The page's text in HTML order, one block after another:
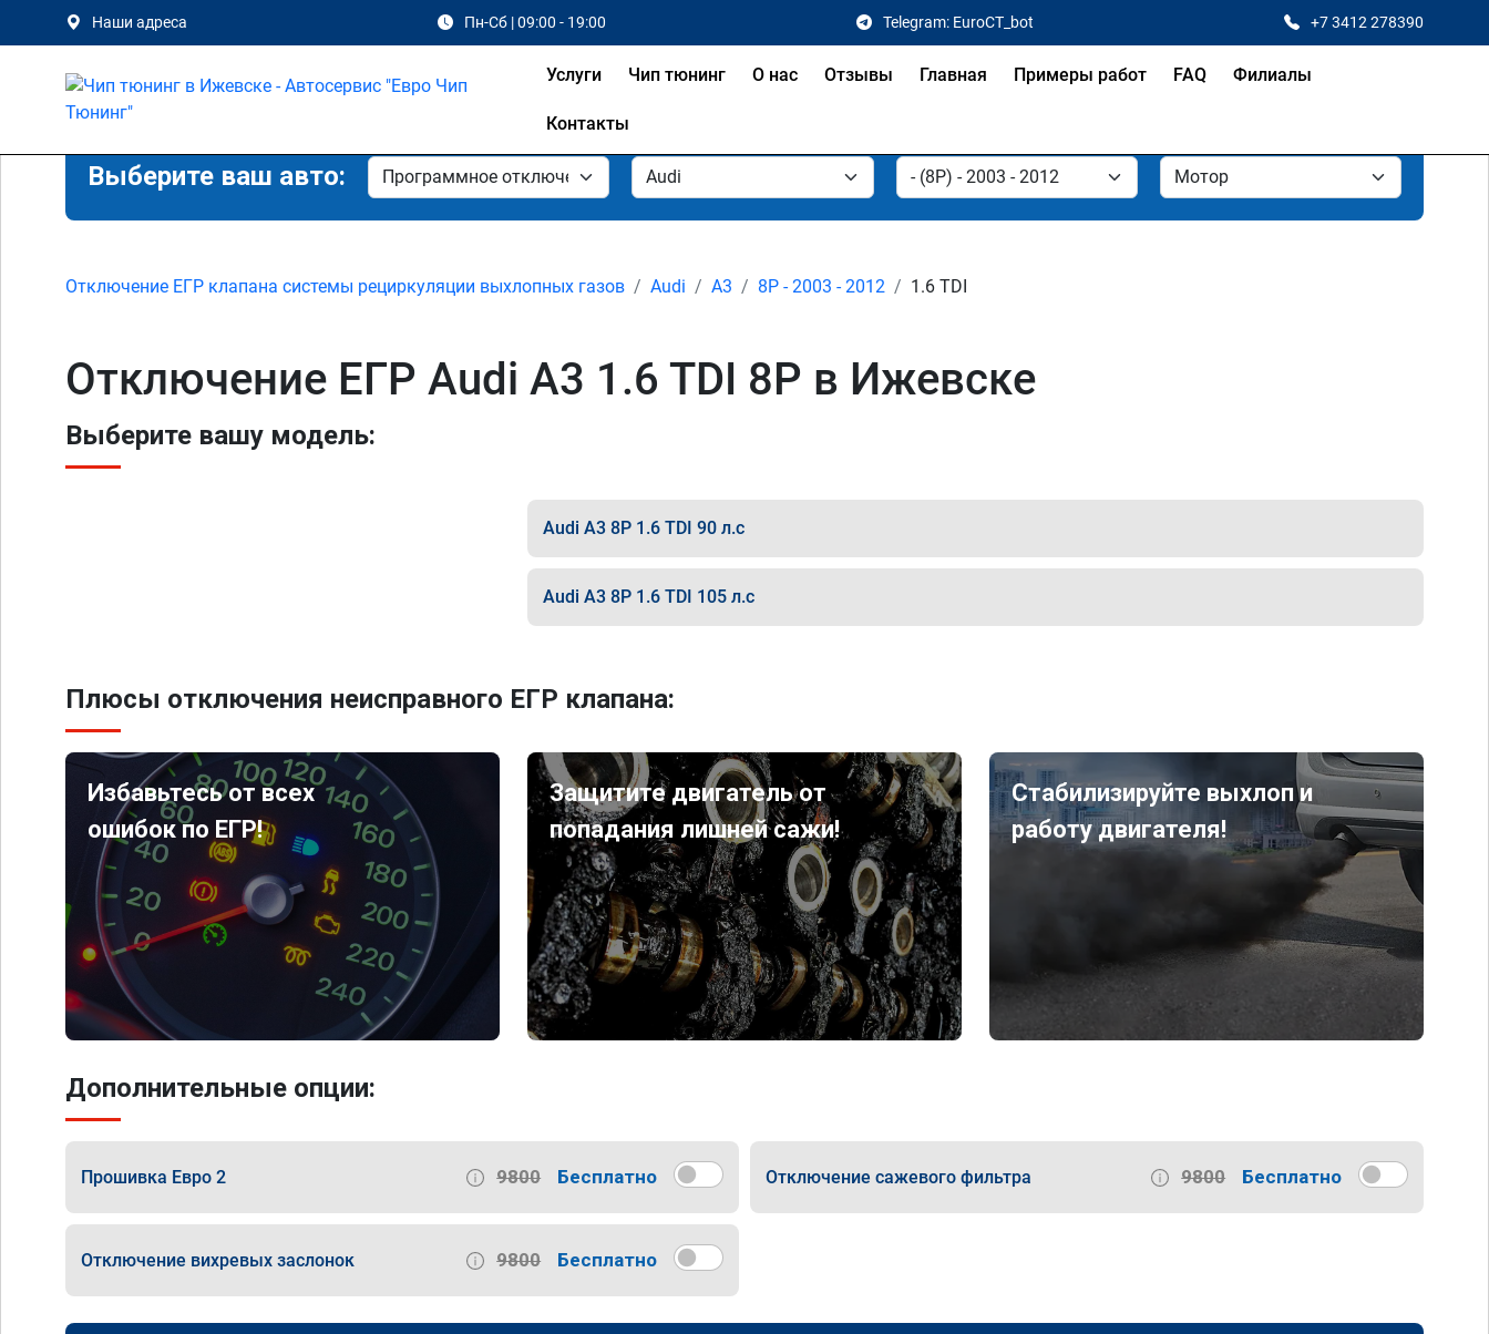
Наши адреса Пн-Сб | 09:00 - 19:00 Telegram: EuroCT_bot +7 3412 278390
Услуги Чип тюнинг О нас Отзывы Главная Примеры работ FAQ Филиалы
Контакты
Выберите ваш авто:
Отключение ЕГР клапана системы рециркуляции выхлопных газов Audi A3 8P - 2003 - 2012 1.6 TDI
Отключение ЕГР Audi A3 1.6 TDI 8P в Ижевске
Выберите вашу модель:
Audi A3 8P 1.6 TDI 90 л.с
Audi A3 8P 1.6 TDI 105 л.с
Плюсы отключения неисправного ЕГР клапана:
Избавьтесь от всех
ошибок по ЕГР!
Защитите двигатель от
попадания лишней сажи!
Стабилизируйте выхлоп и
работу двигателя!
Дополнительные опции:
Прошивка Евро 2 9800 Бесплатно Отключение сажевого фильтра 9800 Бесплатно
Отключение вихревых заслонок 9800 Бесплатно